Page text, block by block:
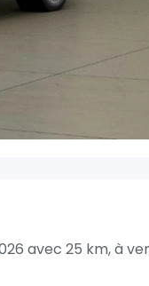
avec 25 km, à